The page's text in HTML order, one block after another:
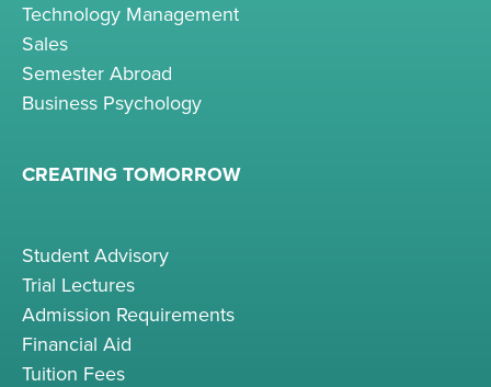
Technology Management
Sales
Semester Abroad
Business Psychology
CREATING TOMORROW
Student Advisory
Trial Lectures
Admission Requirements
Financial Aid
Tuition Fees